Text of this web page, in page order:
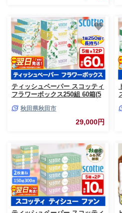
ティッシュペーパー スコッティ
フラワーボックス250組 60箱(5
品 最短翌日発送 [ティッシュ ス
コッティ(SCOTTIE) スコッティ
秋田県秋田市
29,000円